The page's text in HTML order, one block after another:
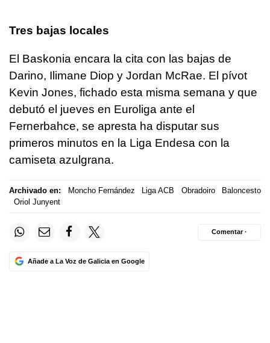
Tres bajas locales
El Baskonia encara la cita con las bajas de
Darino, Ilimane Diop y Jordan McRae. El pívot
Kevin Jones, fichado esta misma semana y que
debutó el jueves en Euroliga ante el
Fernerbahce, se apresta ha disputar sus
primeros minutos en la Liga Endesa con la
camiseta azulgrana.
Archivado en: Moncho Fernández Liga ACB Obradoiro
Baloncesto
Oriol Junyent
Añade a La Voz de Galicia en Google
Comentar ·